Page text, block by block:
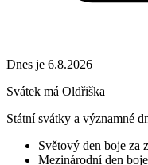
Dnes je 6.8.2026
Svátek má Oldřiška
Státní svátky a významné
Světový den boje za
Mezinárodní den